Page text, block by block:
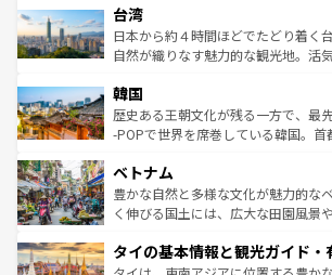
人々、おいしいローカルフードやハ
ク、伝統的なフラダンスなど、すべ
っている。訪れるたびに新しい発見
はコンテンツ一覧
リアリーフや大陸中央部にそびえる
ク）、タスマニアの美しい原生林や
ど、見どころがたくさん。また、カ
いる。アクティビティも充実してお
ビング、ハイキングなど、アウトド
い。オーストラリアの多彩な魅力を
参照してほしい。
台湾
日本から約４時間ほどでたどり着く
自然が織りなす魅力的な観光地。活
ン）、静ひつな山岳地帯である台湾
と山間の静けさが共存しており、訪
驚きをもたらしてくれる。また、奥
容にもいいと評判のスイーツなど、
が味わえる。 なお、新着の台湾情報は
照してほしい。
韓国
歴史ある王朝文化が残る一方で、最
-POPで世界を席巻している韓国。首
き、地方に足を延ばせば四季折々の
できる。そして、キムチや焼肉、絶
まで、さまざまな韓国料理が待って
リティに包まれながら、韓国の多彩
わってみてほしい。 なお、新
ベトナム
豊かな自然と多様な文化が魅力的な
く伸びる国土には、広大な田園風景
急速な発展と共に伝統が息づく。ハ
ーチミン市のフランス統治時代の建
タイの基本情報と観光ガイド・